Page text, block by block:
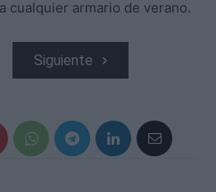
cualquier armario de verano.
Siguiente